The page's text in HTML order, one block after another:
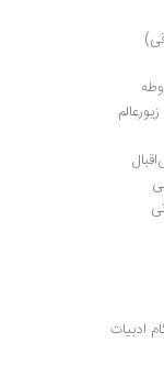
مجموعه مقالات هم‌اندیشی میرزاآقا تبریزی؛ پیشگام ادبیات